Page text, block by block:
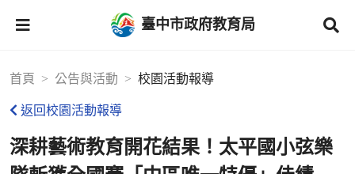
臺中市政府教育局
首頁 公告與活動 校園活動報導
返回校園活動報導
深耕藝術教育開花結果！太平國小弦樂